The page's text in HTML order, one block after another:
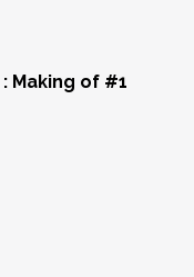
: Making of #1